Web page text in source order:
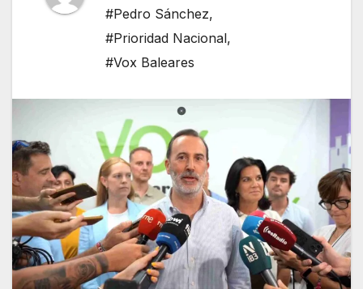
#Pedro Sánchez,
#Prioridad Nacional,
#Vox Baleares